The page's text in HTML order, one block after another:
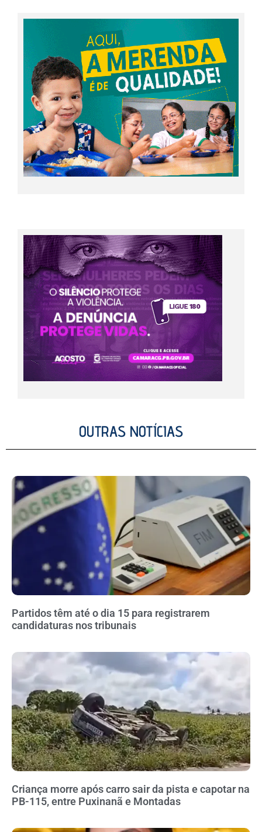
OUTRAS NOTÍCIAS
Partidos têm até o dia 15 para registrarem
candidaturas nos tribunais
Criança morre após carro sair da pista e capotar na
PB-115, entre Puxinanã e Montadas